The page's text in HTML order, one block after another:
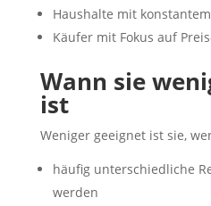
Haushalte mit
Käufer mit Fokus auf
Wann sie
ist
Weniger geeignet ist sie,
häufig unterschiedliche
werden